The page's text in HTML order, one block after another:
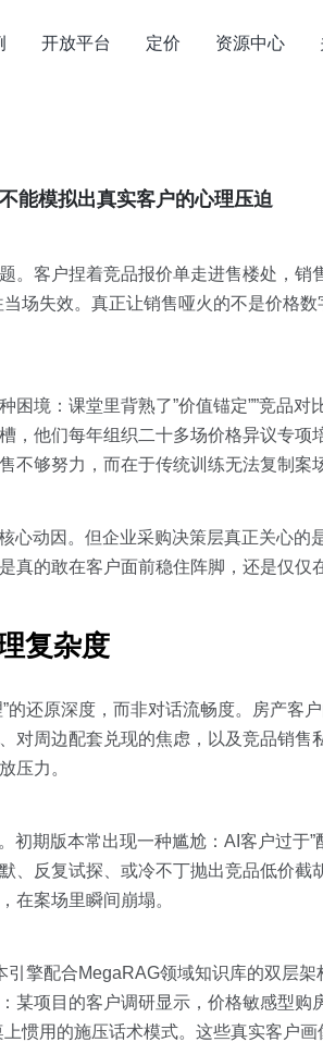
开放平台 定价 资源中心
能模拟出真实客户的心理压迫
。客户捏着竞品报价单走进售楼处，销
场失效。真正让销售哑火的不是价格
境：课堂里背熟了”价值锚定””竞品
，他们每年组织二十多场价格异议专
不够努力，而在于传统训练无法复制案
心动因。但企业采购决策层真正关心
真的敢在客户面前稳住阵脚，还是仅仅
复杂度
的还原深度，而非对话流畅度。房产
对周边配套兑现的焦虑，以及竞品销售
压力。
期版本常出现一种尴尬：AI客户过于”
、反复试探、或冷不丁抛出竞品低价
案场里瞬间崩塌。
擎配合MegaRAG领域知识库的双层
某项目的客户调研显示，价格敏感型购
惯用的施压话术模式。这些真实客户